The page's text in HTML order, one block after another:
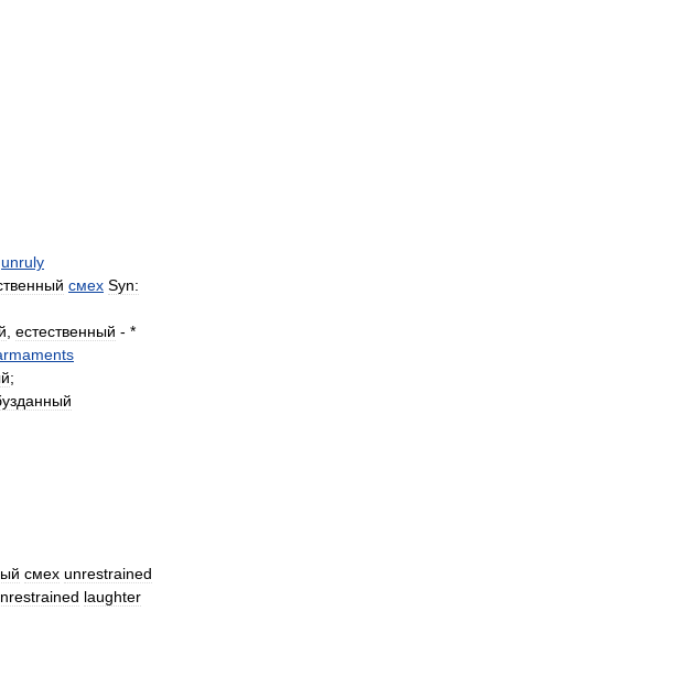
unruly
смех Syn:
естественный - *
;
смех unrestrained
laughter